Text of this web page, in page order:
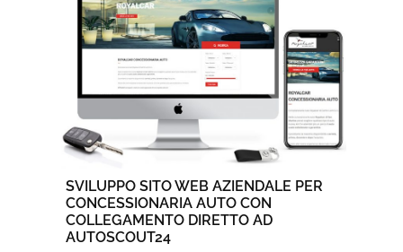
SVILUPPO SITO WEB AZIENDALE PER
CONCESSIONARIA AUTO CON
COLLEGAMENTO DIRETTO AD
AUTOSCOUT24